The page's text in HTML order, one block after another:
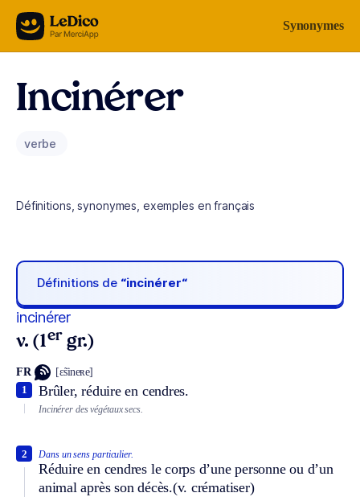
Aller au contenu Synonymes
Incinérer
verbe
Définitions, synonymes, exemples en français
Définitions de “incinérer“
incinérer
v. (1er gr.)
FR [ɛ̃sineʀe]
Brûler, réduire en cendres.
1
Incinérer des végétaux secs.
Dans un sens particulier.
Réduire en cendres le corps d’une personne ou d’un
animal après son décès.(v. crématiser)
2